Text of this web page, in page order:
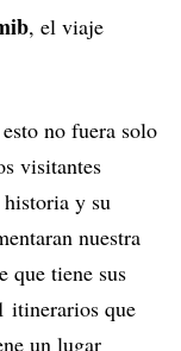
, el viaje
no fuera solo
visitantes
historia y su
nuestra
que tiene sus
itinerarios que
un lugar